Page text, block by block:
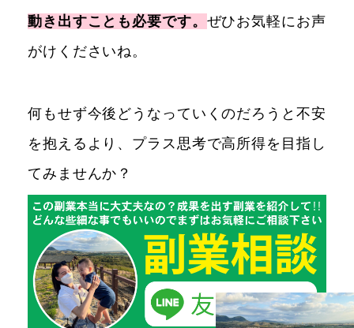
動き出すことも必要です。 ぜひお気軽にお声
がけくださいね。
何もせず今後どうなっていくのだろうと不安
を抱えるより、プラス思考で高所得を目指し
てみませんか？